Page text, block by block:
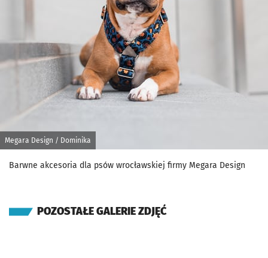
Megara Design / Dominika
Barwne akcesoria dla psów wrocławskiej firmy Megara Design
POZOSTAŁE GALERIE ZDJĘĆ